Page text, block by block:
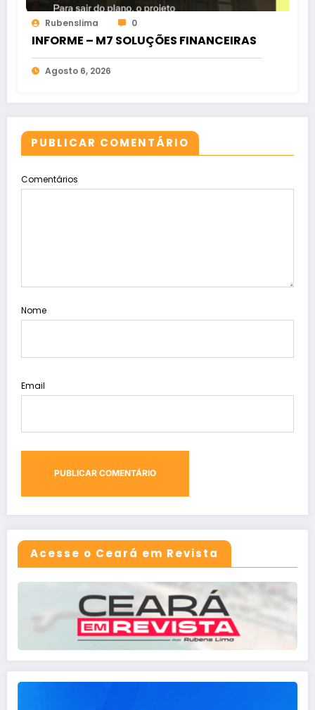
Rubenslima 0
INFORME – M7 SOLUÇÕES FINANCEIRAS
Agosto 6, 2026
PUBLICAR COMENTÁRIO
Comentários
Nome
Email
Acesse o Ceará em Revista